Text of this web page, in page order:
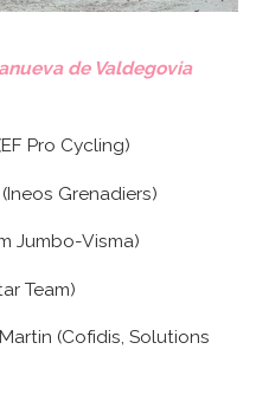
de Valdegovia
Pro Cycling)
(Ineos Grenadiers)
Jumbo-Visma)
Team)
(Cofidis, Solutions